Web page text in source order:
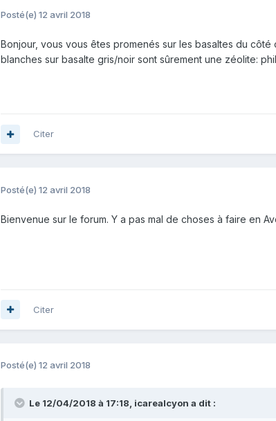
Posté(e) 12 avril 2018
Bonjour, vous vous êtes promenés sur les basaltes du
blanches sur basalte gris/noir sont sûrement une zéolite:
Citer
Posté(e) 12 avril 2018
Bienvenue sur le forum. Y a pas mal de choses à faire en
Citer
Posté(e) 12 avril 2018
Le 12/04/2018 à 17:18, icarealcyon a dit :